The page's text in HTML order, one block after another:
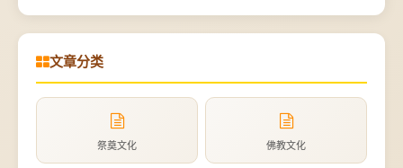
文章分类
祭奠文化 佛教文化